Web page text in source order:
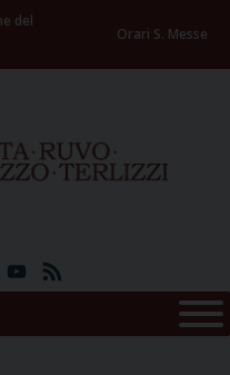
del
Orari S. Messe
YouTube